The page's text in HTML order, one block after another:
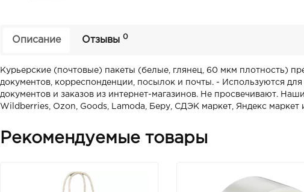
Описание Отзывы 0
Курьерские (почтовые) пакеты (белые, глянец, 60 мкм плотность)
документов, корреспонденции, посылок и почты. - Используются
документов и заказов из интернет-магазинов. Не просвечивают.
Wildberries, Ozon, Goods, Lamoda, Беру, СДЭК маркет, Яндекс маркет
Рекомендуемые товары